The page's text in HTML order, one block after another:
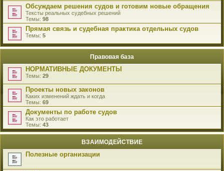
Обсуждаем решения судов и готовим новые обращения
Тексты реальных судебных решений
Темы: 98
Прямая связь и судебная практика отдельных судов
Темы: 5
Правовая база
НОРМАТИВНЫЕ ДОКУМЕНТЫ
Темы: 29
Проекты новых законов
Каких изменений ждать и когда
Темы: 69
Документы по работе судов
Как это работает
Темы: 43
ВЗАИМОДЕЙСТВИЕ
Полезные организации